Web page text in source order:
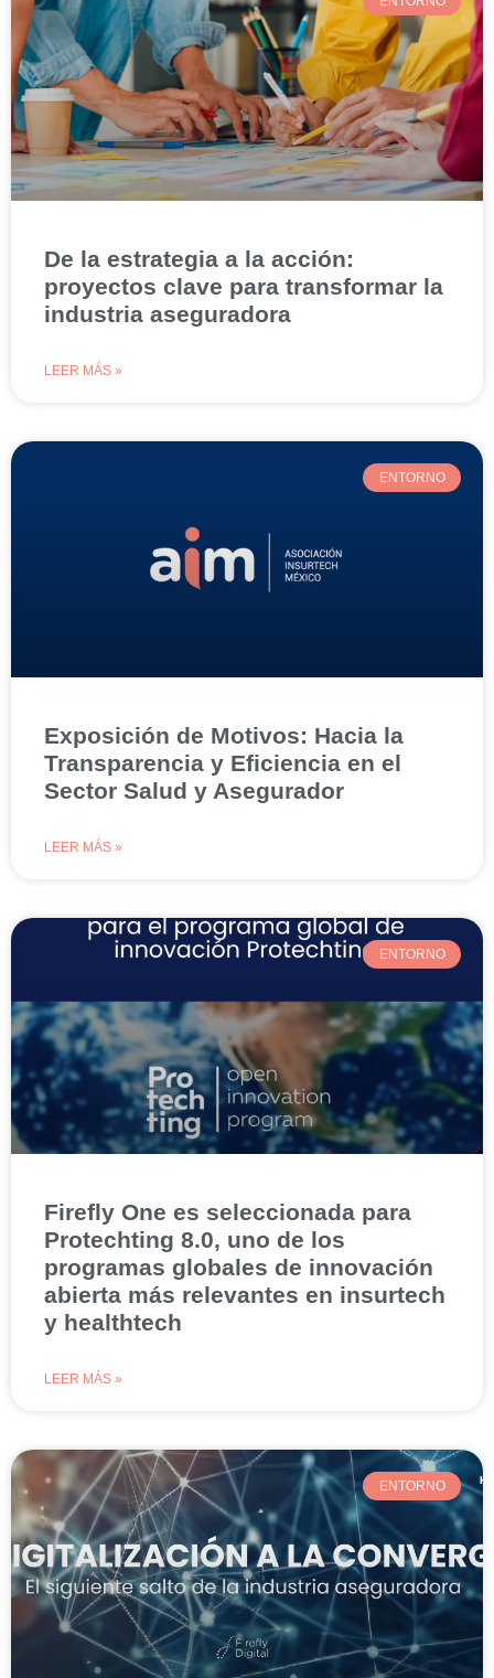
De la estrategia a la acción:
proyectos clave para transformar la
industria aseguradora
LEER MÁS »
ENTORNO
Exposición de Motivos: Hacia la
Transparencia y Eficiencia en el
Sector Salud y Asegurador
LEER MÁS »
ENTORNO
Firefly One es seleccionada para
Protechting 8.0, uno de los
programas globales de innovación
abierta más relevantes en insurtech
y healthtech
LEER MÁS »
ENTORNO